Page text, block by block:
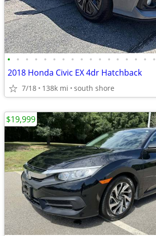
• • • • • • • • • • • • • • • • •
2018 Honda Civic EX 4dr Hatchback
7/18 138k mi south shore
$19,999